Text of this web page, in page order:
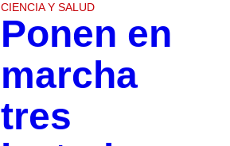
CIENCIA Y SALUD
Ponen en
marcha
tres